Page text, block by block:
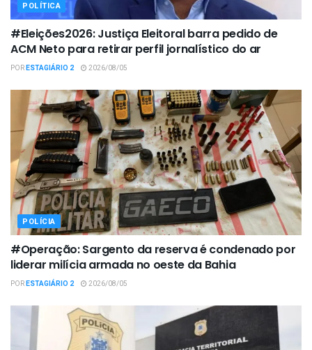
POLÍTICA
#Eleições2026: Justiça Eleitoral barra pedido de
ACM Neto para retirar perfil jornalístico do ar
PORESTAGIÁRIO 2 2026/08/05
POLÍCIA
#Operação: Sargento da reserva é condenado por
liderar milícia armada no oeste da Bahia
PORESTAGIÁRIO 2 2026/08/05